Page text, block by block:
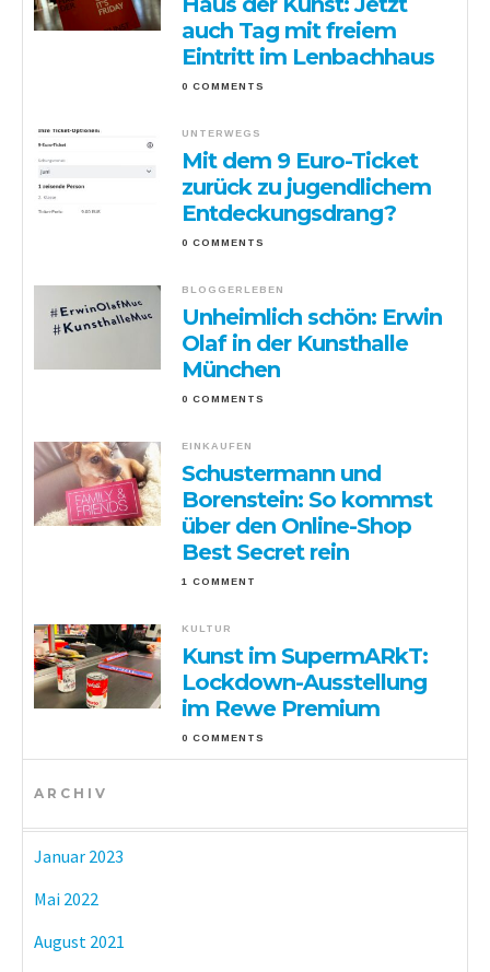
auch Tag mit freiem
Eintritt im Lenbachhaus
0 COMMENTS
UNTERWEGS
Mit dem 9 Euro-Ticket
zurück zu jugendlichem
Entdeckungsdrang?
0 COMMENTS
BLOGGERLEBEN
Unheimlich schön: Erwin
Olaf in der Kunsthalle
München
0 COMMENTS
EINKAUFEN
Schustermann und
Borenstein: So kommst
über den Online-Shop
Best Secret rein
1 COMMENT
KULTUR
Kunst im SupermARkT:
Lockdown-Ausstellung
im Rewe Premium
0 COMMENTS
ARCHIV
Januar 2023
Mai 2022
August 2021